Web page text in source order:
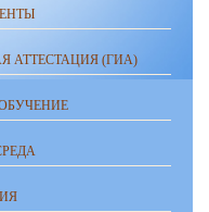
АТТЕСТАЦИЯ (ГИА)